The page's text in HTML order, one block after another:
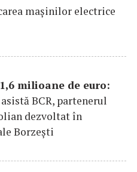
maşinilor electrice
milioane de euro:
BCR, partenerul
dezvoltat în
Borzești